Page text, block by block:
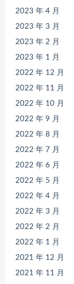
2023 年 4 月
2023 年 3 月
2023 年 2 月
2023 年 1 月
2022 年 12 月
2022 年 11 月
2022 年 10 月
2022 年 9 月
2022 年 8 月
2022 年 7 月
2022 年 6 月
2022 年 5 月
2022 年 4 月
2022 年 3 月
2022 年 2 月
2022 年 1 月
2021 年 12 月
2021 年 11 月